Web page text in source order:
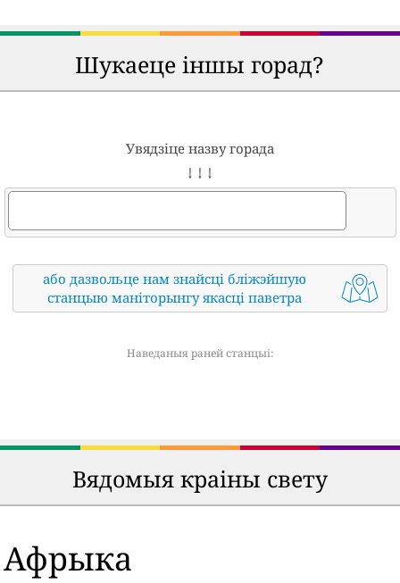
Шукаеце іншы горад?
Увядзіце назву горада
↓ ↓ ↓
або дазвольце нам знайсці бліжэйшую
станцыю маніторынгу якасці паветра
Наведаныя раней станцыі:
Вядомыя краіны свету
Афрыка